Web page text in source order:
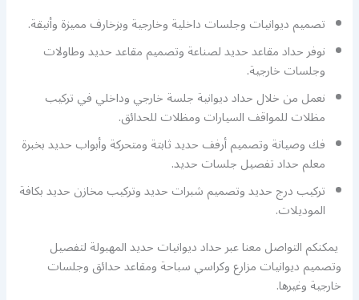
تصميم ديوانيات وجلسات داخلية وخارجية وبزخارف مميزة وأنيقة.
نوفر حداد مقاعد حديد لصناعة وتصميم مقاعد حديد وطاولات
وجلسات خارجية.
نعمل من خلال حداد ديوانية جلسة خارجي وداخلي في تركيب
مظلات للمواقف السيارات ومظلات للحدائق.
فك وصيانة وتصميم أرفف حديد ثابتة ومتحركة وأبواب حديد بخبرة
معلم حداد تفصيل جلسات حديد.
تركيب درج حديد وتصميم شبرات حديد وتركيب مخازن حديد بكافة
الموديلات.
يمكنكم التواصل معنا عبر حداد ديوانيات حديد المهبولة لتفصيل
وتصميم ديوانيات مزارع وكراسي سباحة ومقاعد حدائق وجلسات
خارجية وغيرها.